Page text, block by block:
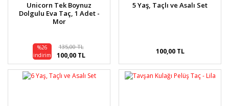
Unicorn Tek Boynuz
Dolgulu Eva Taç, 1 Adet -
Mor
%26
indirim
135,00 TL
100,00 TL
5 Yaş, Taçlı ve Asalı Set
100,00 TL